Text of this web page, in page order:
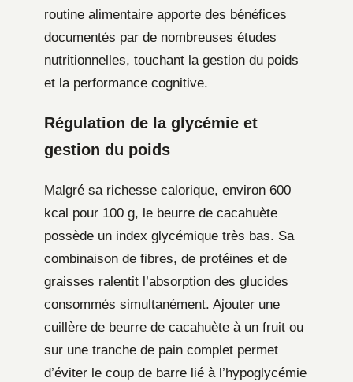
routine alimentaire apporte des bénéfices
documentés par de nombreuses études
nutritionnelles, touchant la gestion du poids
et la performance cognitive.
Régulation de la glycémie et
gestion du poids
Malgré sa richesse calorique, environ 600
kcal pour 100 g, le beurre de cacahuète
possède un index glycémique très bas. Sa
combinaison de fibres, de protéines et de
graisses ralentit l’absorption des glucides
consommés simultanément. Ajouter une
cuillère de beurre de cacahuète à un fruit ou
sur une tranche de pain complet permet
d’éviter le coup de barre lié à l’hypoglycémie